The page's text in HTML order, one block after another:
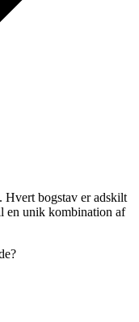
Hvert bogstav er adskilt
en unik kombination af